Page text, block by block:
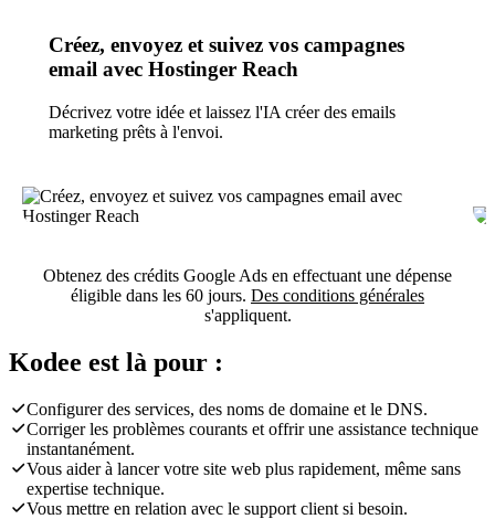
Créez, envoyez et suivez vos campagnes
email avec Hostinger Reach
Décrivez votre idée et laissez l'IA créer des emails
marketing prêts à l'envoi.
Obtenez des crédits Google Ads en effectuant une dépense
éligible dans les 60 jours. Des conditions générales
s'appliquent.
Kodee est là pour :
Configurer des services, des noms de domaine et le DNS.
Corriger les problèmes courants et offrir une assistance technique
instantanément.
Vous aider à lancer votre site web plus rapidement, même sans
expertise technique.
Vous mettre en relation avec le support client si besoin.